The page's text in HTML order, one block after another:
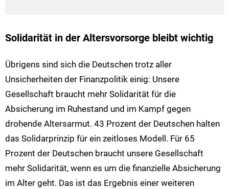
Solidarität in der Altersvorsorge bleibt wichtig
Übrigens sind sich die Deutschen trotz aller
Unsicherheiten der Finanzpolitik einig: Unsere
Gesellschaft braucht mehr Solidarität für die
Absicherung im Ruhestand und im Kampf gegen
drohende Altersarmut. 43 Prozent der Deutschen halten
das Solidarprinzip für ein zeitloses Modell. Für 65
Prozent der Deutschen braucht unsere Gesellschaft
mehr Solidarität, wenn es um die finanzielle Absicherung
im Alter geht. Das ist das Ergebnis einer weiteren